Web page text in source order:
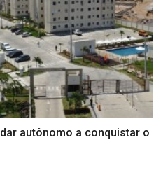
autônomo a conquistar o